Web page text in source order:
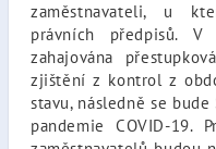
zaměstnavateli, u
právních předpisů.
zahajována
zjištění z kontrol z
stavu, následně se
pandemie COVID-19.